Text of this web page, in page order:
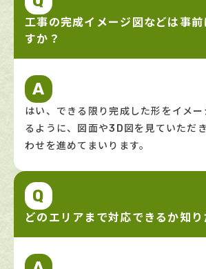
工事の完成イメージ図などは事
すか？
A
はい、できる限り完成した形をイメ
るように、図面や3D図を見ていただ
わせを進めてまいります。
Q
どのエリアまで対応できるか知り